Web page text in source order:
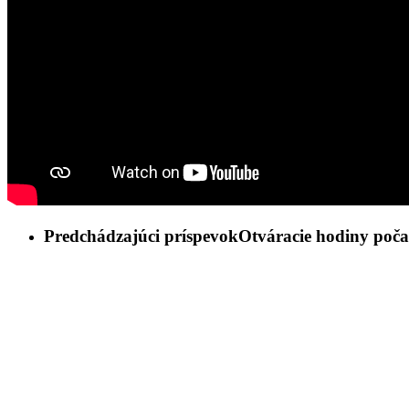
Predchádzajúci príspevokOtváracie hodiny